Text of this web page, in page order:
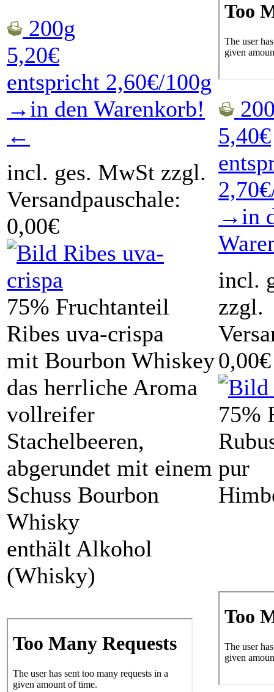
200g
5,20€
entspricht 2,60€/100g
→in den Warenkorb!
←
incl. ges. MwSt zzgl.
Versandpauschale:
0,00€
75% Fruchtanteil
Ribes uva-crispa
mit Bourbon Whiskey
das herrliche Aroma
vollreifer
Stachelbeeren,
abgerundet mit einem
Schuss Bourbon
Whisky
enthält Alkohol
(Whisky)
5,40€
→in
incl.
zzgl.
0,00€
75%
pur